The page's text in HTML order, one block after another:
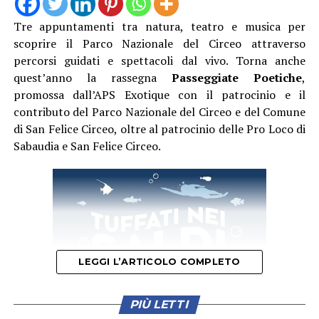
Camminando nel borgo si incroceranno proposte
artistiche per tutti i gusti. Presso l’Infermeria dei
Conversi andrà in scena lo spettacolo di teatro-danza
“Le Donne del Fuoco” a cura di Piedi Scalzi, un’opera
intensa ispirata all’universo femminile medievale,
mentre la Grande Arena si accenderà con le maestose
esibizioni di danza con il fuoco e teatro fisico della
compagnia Una Lamp.
Una delle grandi novità di questa edizione sarà la visita
straordinaria del laghetto nel Giardino degli Ulivi del
stile rinascimentale che farà da sfondo agli spettacoli di
danza aerea “Anima Antiqua”, agli avvincenti duelli di
suggestivi del Cantagallo Menestrello, il “gallo speciale”
Tre appuntamenti tra natura, teatro e musica per
scoprire il Parco Nazionale del Circeo attraverso
percorsi guidati e spettacoli dal vivo. Torna anche
quest’anno la rassegnaPasseggiate Poetiche,
promossa dall’APS Exotique con il patrocinio e il
contributo del Parco Nazionale del Circeo e del Comune
di San Felice Circeo, oltre al patrocinio delle Pro Loco di
Sabaudia e San Felice Circeo.
LEGGI L’ARTICOLO COMPLETO
PIÙ LETTI